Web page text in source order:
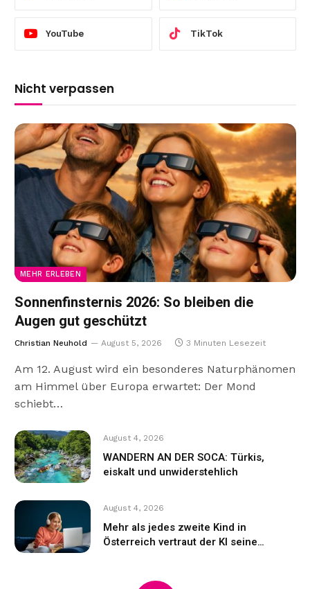
YouTube TikTok
Nicht verpassen
MEHR ERLEBEN
Sonnenfinsternis 2026: So bleiben die
Augen gut geschützt
Christian Neuhold August 5, 2026 3 Minuten Lesezeit
Am 12. August wird ein besonderes Naturphänomen
am Himmel über Europa erwartet: Der Mond
schiebt…
August 4, 2026
WANDERN AN DER SOCA: Türkis,
eiskalt und unwiderstehlich
August 4, 2026
Mehr als jedes zweite Kind in
Österreich vertraut der KI seine